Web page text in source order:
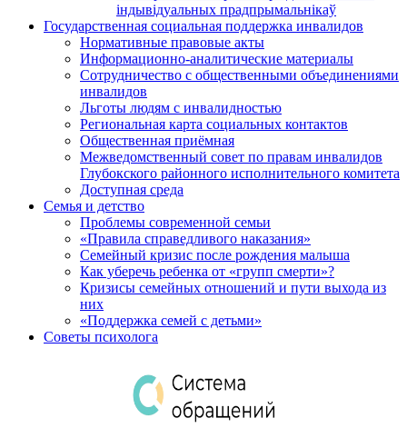
індывідуальных прадпрымальнікаў
Государственная социальная поддержка инвалидов
Нормативные правовые акты
Информационно-аналитические материалы
Сотрудничество с общественными объединениями
инвалидов
Льготы людям с инвалидностью
Региональная карта социальных контактов
Общественная приёмная
Межведомственный совет по правам инвалидов
Глубокского районного исполнительного комитета
Доступная среда
Семья и детство
Проблемы современной семьи
«Правила справедливого наказания»
Семейный кризис после рождения малыша
Как уберечь ребенка от «групп смерти»?
Кризисы семейных отношений и пути выхода из
них
«Поддержка семей с детьми»
Советы психолога